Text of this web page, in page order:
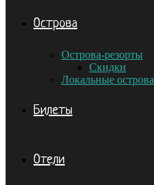
Острова
Острова-резорты
Скидки
Локальные острова
Билеты
Отели